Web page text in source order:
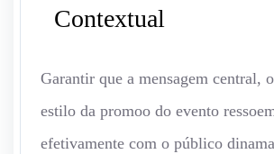
Contextual
Garantir que a mensagem central,
estilo da promoo do evento
efetivamente com o público